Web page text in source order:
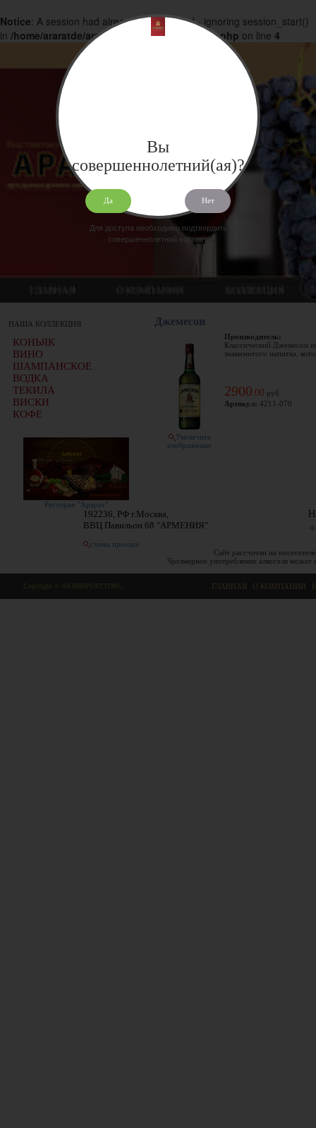
Notice: A session had already been started - ignoring session_start()
in /home/araratde/araratdeg.ru/docs/products.php on line 4
НАША КОЛЛЕКЦИЯ
КОНЬЯК
ВИНО
ШАМПАНСКОЕ
ВОДКА
ТЕКИЛА
ВИСКИ
КОФЕ
Ресторан "Арарат"
Джемесон
Увеличить
изображение
Производитель:
Классический Джемесон
знаменитого напитка,
2900 00 руб.
Артикул: 4211-070
192236, РФ г.Москва,
ВВЦ Павильон 68 "АРМЕНИЯ"
схема проезда
Сайт рассчитан на
Чрезмерное употребление алкоголя
Copyright © ARMIMPORTTORG ГЛАВНАЯ О КОМПАНИИ
Вы
совершеннолетний(ая)?
Да Нет
Для доступа необходимо подтвердить
совершеннолетний возраст.